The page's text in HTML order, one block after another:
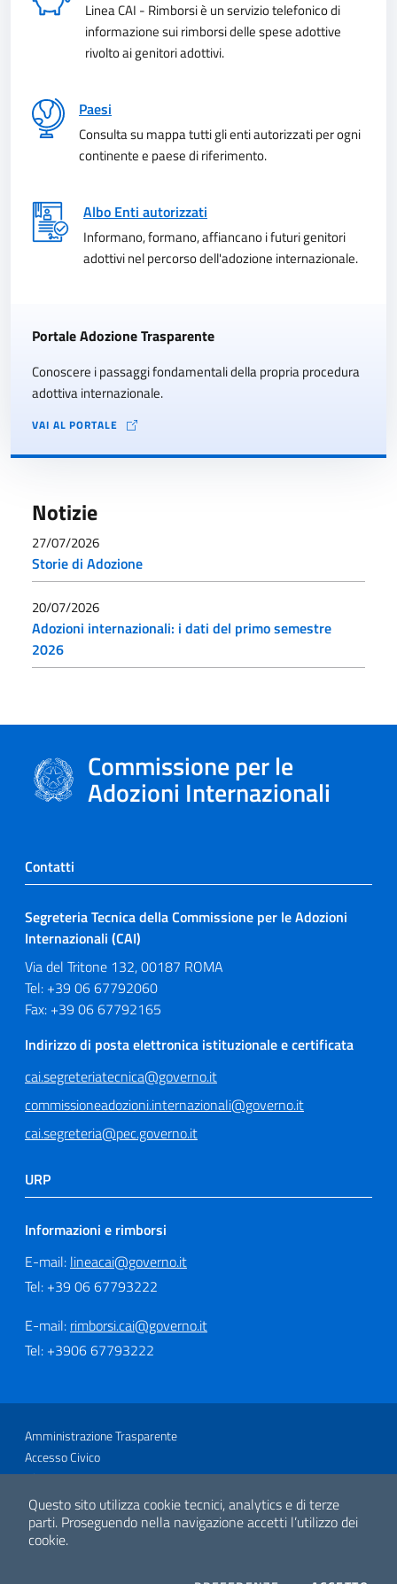
Questo sito utilizza cookie tecnici, analytics e di terze
parti. Proseguendo nella navigazione accetti l’utilizzo dei
cookie.
Linea CAI - Rimborsi è un servizio telefonico di
informazione sui rimborsi delle spese adottive
rivolto ai genitori adottivi.
Paesi
Consulta su mappa tutti gli enti autorizzati per ogni
continente e paese di riferimento.
Albo Enti autorizzati
Informano, formano, affiancano i futuri genitori
adottivi nel percorso dell'adozione internazionale.
Portale Adozione Trasparente
Conoscere i passaggi fondamentali della propria procedura
adottiva internazionale.
VAI AL PORTALE
Notizie
27/07/2026
Storie di Adozione
20/07/2026
Adozioni internazionali: i dati del primo semestre
2026
Commissione per le
Adozioni Internazionali
Contatti
Segreteria Tecnica della Commissione per le Adozioni
Internazionali (CAI)
Via del Tritone 132, 00187 ROMA
Tel: +39 06 67792060
Fax: +39 06 67792165
Indirizzo di posta elettronica istituzionale e certificata
cai.segreteriatecnica@governo.it
commissioneadozioni.internazionali@governo.it
cai.segreteria@pec.governo.it
URP
Informazioni e rimborsi
E-mail: lineacai@governo.it
Tel: +39 06 67793222
E-mail: rimborsi.cai@governo.it
Tel: +3906 67793222
Sezione Link Utili
Amministrazione Trasparente
Accesso Civico
Glossario
Link utili
Mappa del sito
Privacy e Cookie Policy